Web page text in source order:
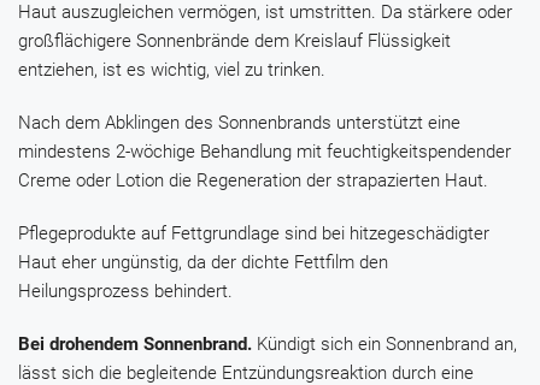
Haut auszugleichen vermögen, ist umstritten. Da stärkere oder
großflächigere Sonnenbrände dem Kreislauf Flüssigkeit
entziehen, ist es wichtig, viel zu trinken.
Nach dem Abklingen des Sonnenbrands unterstützt eine
mindestens 2-wöchige Behandlung mit feuchtigkeitspendender
Creme oder Lotion die Regeneration der strapazierten Haut.
Pflegeprodukte auf Fettgrundlage sind bei hitzegeschädigter
Haut eher ungünstig, da der dichte Fettfilm den
Heilungsprozess behindert.
Bei drohendem Sonnenbrand. Kündigt sich ein Sonnenbrand an,
lässt sich die begleitende Entzündungsreaktion durch eine